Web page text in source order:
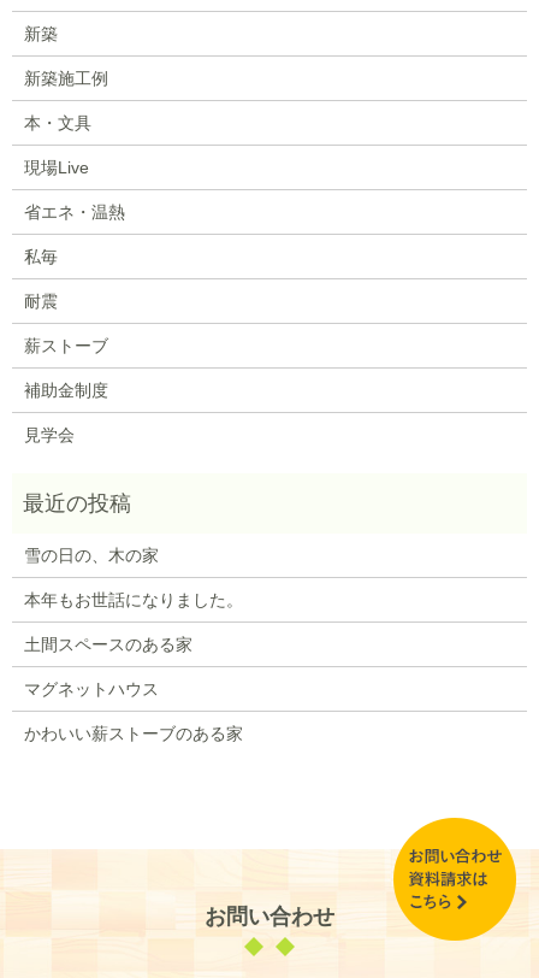
新築
新築施工例
本・文具
現場Live
省エネ・温熱
私毎
耐震
薪ストーブ
補助金制度
見学会
雪の日の、木の家
本年もお世話になりました。
土間スペースのある家
マグネットハウス
かわいい薪ストーブのある家
お問い合わせ